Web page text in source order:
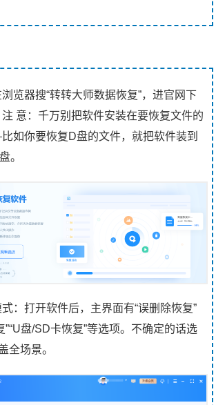
览器搜“转转大师数据恢复”，进官网下
意：千万别把软件安装在要恢复文件的
如你要恢复D盘的文件，就把软件装到
。
：打开软件后，主界面有“误删除恢复”
”“U盘/SD卡恢复”等选项。不确定的话选
全场景。